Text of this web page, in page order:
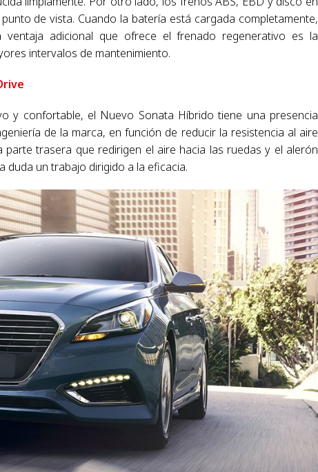
de vista. Cuando la batería está cargada completamente,
adicional que ofrece el frenado regenerativo es la
intervalos de mantenimiento.
y confortable, el Nuevo Sonata Híbrido tiene una presencia
de la marca, en función de reducir la resistencia al aire
trasera que redirigen el aire hacia las ruedas y el alerón
duda un trabajo dirigido a la eficacia.